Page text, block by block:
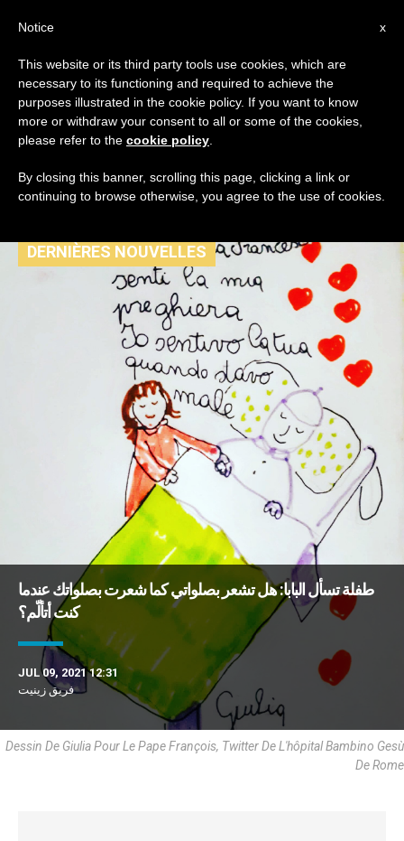
TAG
Posts Tagged ‘التقرير
الطبي’
DERNIÈRES NOUVELLES
طفلة تسأل البابا: هل تشعر بصلواتي كما شعرت بصلواتك عندما
كنت أتألّم؟
JUL 09, 2021 12:31
فريق زينيت
Dessin De Giulia Pour Le Pape François, Twitter De L'hôpital Bambino Gesù
De Rome
x
Notice
This website or its third party tools use cookies, which are
necessary to its functioning and required to achieve the
purposes illustrated in the cookie policy. If you want to know
more or withdraw your consent to all or some of the cookies,
please refer to the cookie policy
By closing this banner, scrolling this page, clicking a link or
continuing to browse otherwise, you agree to the use of cookies.